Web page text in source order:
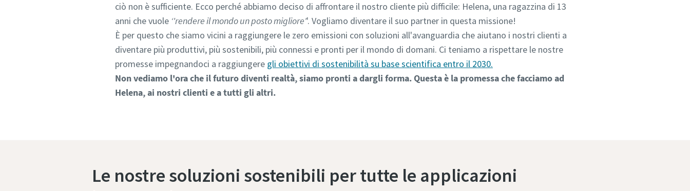
ciò non è sufficiente. Ecco perché abbiamo deciso di affrontare il nostro cliente più difficile: Helena, una ragazzina di 13
anni che vuole ‘'rendere il mondo un posto migliore''. Vogliamo diventare il suo partner in questa missione!
È per questo che siamo vicini a raggiungere le zero emissioni con soluzioni all'avanguardia che aiutano i nostri clienti a
diventare più produttivi, più sostenibili, più connessi e pronti per il mondo di domani. Ci teniamo a rispettare le nostre
promesse impegnandoci a raggiungere gli obiettivi di sostenibilità su base scientifica entro il 2030.
Non vediamo l'ora che il futuro diventi realtà, siamo pronti a dargli forma. Questa è la promessa che facciamo ad
Helena, ai nostri clienti e a tutti gli altri.
Le nostre soluzioni sostenibili per tutte le applicazioni